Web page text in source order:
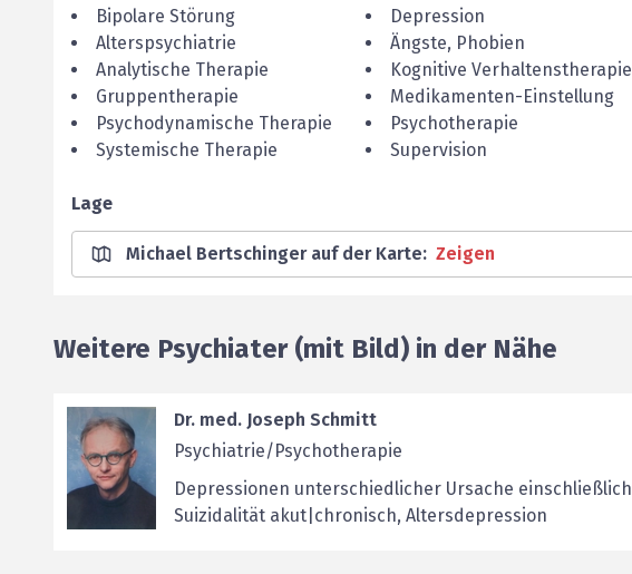
Bipolare Störung
Depression
Alterspsychiatrie
Ängste, Phobien
Analytische Therapie
Kognitive Verhaltenstherapie
Gruppentherapie
Medikamenten-Einstellung
Psychodynamische Therapie
Psychotherapie
Systemische Therapie
Supervision
Lage
Michael Bertschinger auf der Karte: Zeigen
Weitere Psychiater (mit Bild) in der Nähe
Dr. med. Joseph Schmitt
Psychiatrie/Psychotherapie
Depressionen unterschiedlicher Ursache einschließlich
Suizidalität akut|chronisch, Altersdepression